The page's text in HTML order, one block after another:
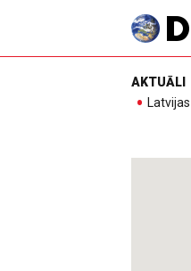
AKTUĀLI